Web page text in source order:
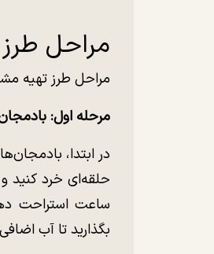
مراحل
مراحل طرز تهیه
مرحله اول:
در ابتدا،
ساعت استراحت
بگذارید تا آب